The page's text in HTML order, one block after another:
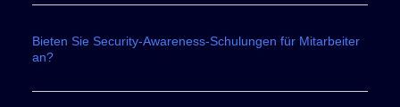
Bieten Sie Security-Awareness-Schulungen für Mitarbeiter
an?